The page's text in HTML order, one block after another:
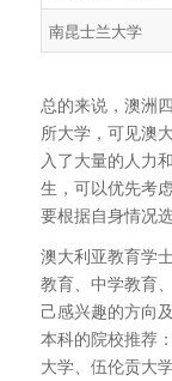
南昆士兰大学
总的来说，澳洲
所大学，可见澳
入了大量的人力
生，可以优先考
要根据自身情况
澳大利亚教育学
教育、中学教育
己感兴趣的方向
本科的院校推荐
大学、伍伦贡大